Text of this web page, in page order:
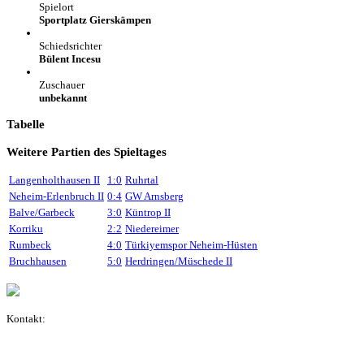
Spielort
Sportplatz Gierskämpen
Schiedsrichter
Bülent Incesu
Zuschauer
unbekannt
Tabelle
Weitere Partien des Spieltages
Langenholthausen II 1:0 Ruhrtal
Neheim-Erlenbruch II 0:4 GW Arnsberg
Balve/Garbeck
3:0 Küntrop II
Korriku
2:2 Niedereimer
Rumbeck
4:0 Türkiyemspor Neheim-Hüsten
Bruchhausen
5:0 Herdringen/Müschede II
Kontakt: